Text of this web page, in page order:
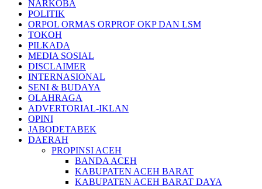
NARKOBA
POLITIK
ORPOL ORMAS ORPROF OKP DAN LSM
TOKOH
PILKADA
MEDIA SOSIAL
DISCLAIMER
INTERNASIONAL
SENI & BUDAYA
OLAHRAGA
ADVERTORIAL-IKLAN
OPINI
JABODETABEK
DAERAH
PROPINSI ACEH
BANDA ACEH
KABUPATEN ACEH BARAT
KABUPATEN ACEH BARAT DAYA